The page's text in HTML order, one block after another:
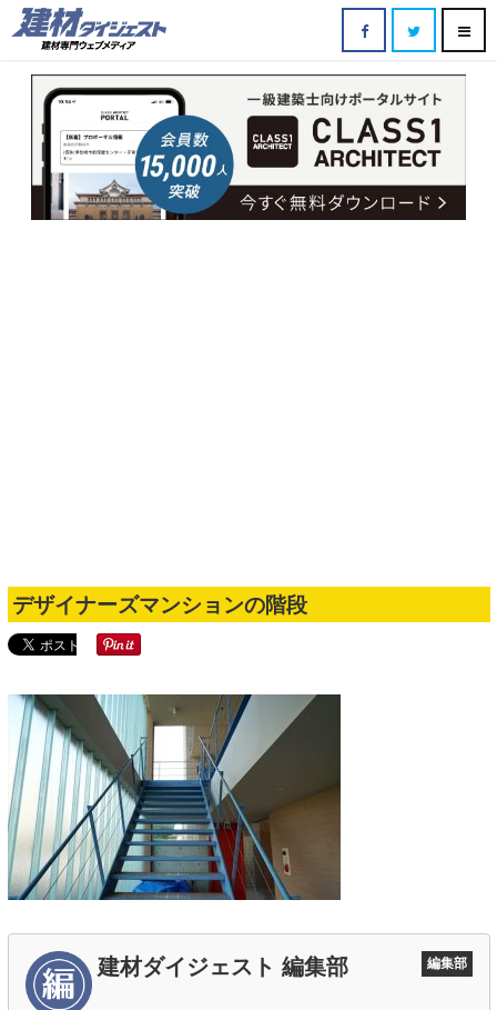
2018.05.10
デザイナーズマンションの階段
建材ダイジェスト 編集部 編集部